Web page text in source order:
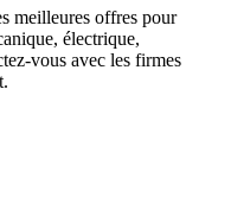
meilleures offres pour
électrique,
vous avec les firmes